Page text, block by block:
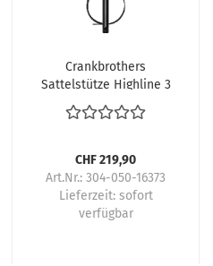
Crankbrothers
Sattelstütze Highline 3
CHF 219,90
Art.Nr.: 304-050-16373
Lieferzeit: sofort
verfügbar